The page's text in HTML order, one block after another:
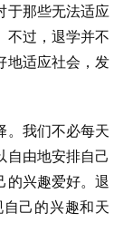
于那些无法适应
不过，退学并不
地适应社会，发
。我们不必每天
自由地安排自己
的兴趣爱好。退
己的兴趣和天